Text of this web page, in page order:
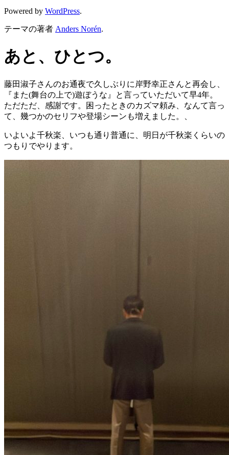
Powered by WordPress.
テーマの著者 Anders Norén.
あと、ひとつ。
藤田淑子さんのお通夜で久しぶりに岸野幸正さんと再会し、
『また(舞台の上で)遊ぼうな』と言っていただいて早4年。
ただただ、感謝です。困ったときのカズマ頼み、なんて言っ
て、幾つかのセリフや登場シーンも増えました。、
いよいよ千秋楽、いつも通り普通に、明日が千秋楽くらいの
つもりでやります。